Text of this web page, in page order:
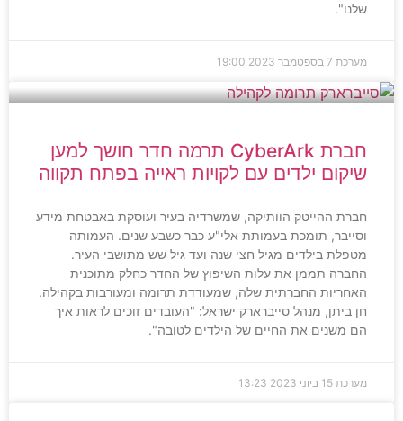
שלנו".
מערכת 7 בספטמבר 2023 19:00
חברת CyberArk תרמה חדר חושך למען
שיקום ילדים עם לקויות ראייה בפתח תקווה
חברת ההייטק הוותיקה, שמשרדיה בעיר ועוסקת באבטחת מידע
וסייבר, תומכת בעמותת אלי"ע כבר כשבע שנים. העמותה
מטפלת בילדים מגיל חצי שנה ועד גיל שש מתושבי העיר.
החברה תממן את עלות השיפוץ של החדר כחלק מתוכנית
האחריות החברתית שלה, שמעודדת תרומה ומעורבות בקהילה.
חן ביתן, מנהל סייברארק ישראל: "העובדים זוכים לראות איך
הם משנים את החיים של הילדים לטובה".
מערכת 15 ביוני 2023 13:23